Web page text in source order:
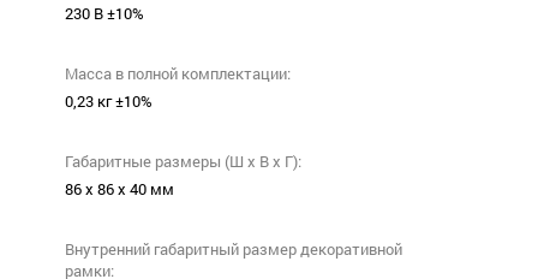
230 В ±10%
Масса в полной комплектации:
0,23 кг ±10%
Габаритные размеры (Ш х В х Г):
86 х 86 х 40 мм
Внутренний габаритный размер декоративной
рамки: